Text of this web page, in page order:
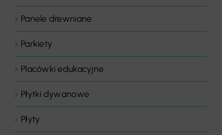
Panele drewniane
Parkiety
Placówki edukacyjne
Płytki dywanowe
Płyty